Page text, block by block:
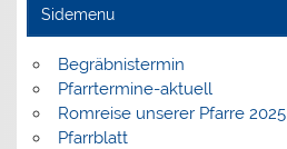
Sidemenu
Begräbnistermin
Pfarrtermine-aktuell
Romreise unserer Pfarre 2025
Pfarrblatt